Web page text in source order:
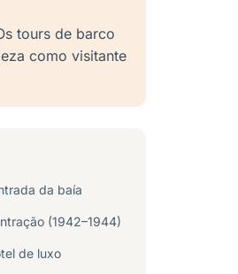
tours de barco
como visitante
da baía
(1942–1944)
de luxo